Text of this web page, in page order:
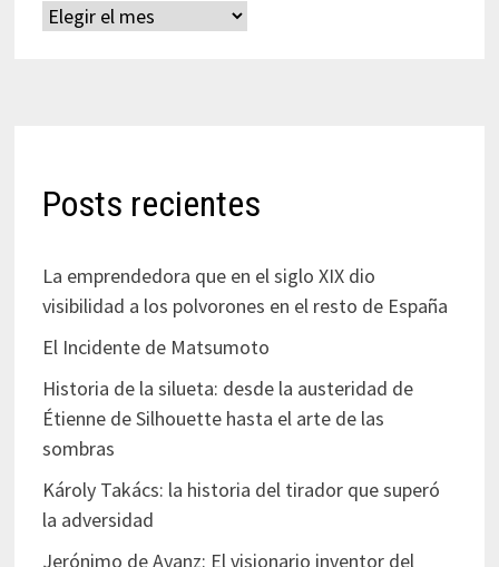
Archivos
Posts recientes
La emprendedora que en el siglo XIX dio
visibilidad a los polvorones en el resto de España
El Incidente de Matsumoto
Historia de la silueta: desde la austeridad de
Étienne de Silhouette hasta el arte de las
sombras
Károly Takács: la historia del tirador que superó
la adversidad
Jerónimo de Ayanz: El visionario inventor del